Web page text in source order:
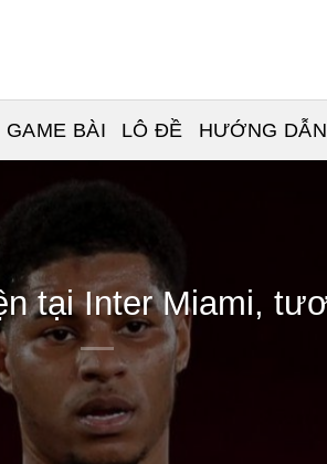
GAME BÀI LÔ ĐỀ HƯỚNG DẪN
tại Inter Miami,